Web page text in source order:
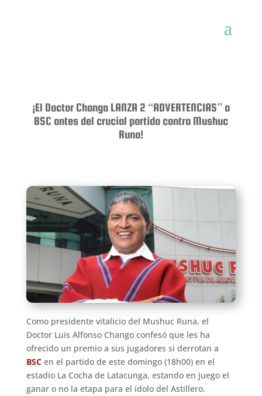
¡El Doctor Chango LANZA 2 “ADVERTENCIAS” a
BSC antes del crucial partido contra Mushuc
Runa!
Como presidente vitalicio del Mushuc Runa, el
Doctor Luis Alfonso Chango confesó que les ha
ofrecido un premio a sus jugadores si derrotan a
BSCen el partido de este domingo (18h00) en el
estadio La Cocha de Latacunga, estando en juego el
ganar o no la etapa para el ídolo del Astillero.